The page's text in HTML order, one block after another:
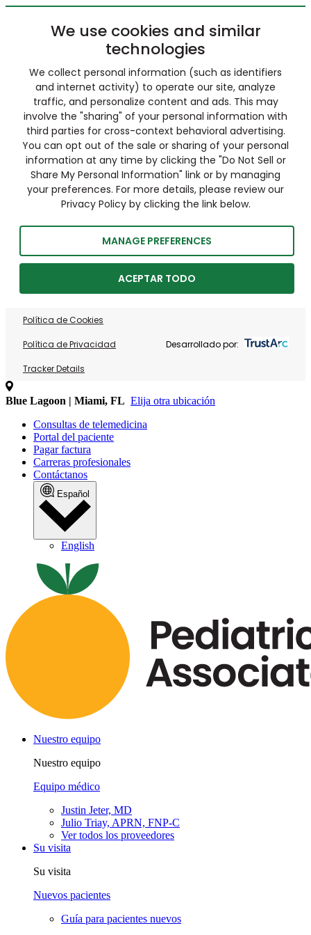
We use cookies and similar
technologies
We collect personal information (such as identifiers
and internet activity) to operate our site, analyze
traffic, and personalize content and ads. This may
involve the "sharing" of your personal information with
third parties for cross-context behavioral advertising.
You can opt out of the sale or sharing of your personal
information at any time by clicking the "Do Not Sell or
Share My Personal Information" link or by managing
your preferences. For more details, please review our
Privacy Policy by clicking the link below.
MANAGE PREFERENCES
ACEPTAR TODO
Política de Cookies
Política de Privacidad
Tracker Details
Desarrollado por:
Blue Lagoon | Miami, FL Elija otra ubicación
Consultas de telemedicina
Portal del paciente
Pagar factura
Carreras profesionales
Contáctanos
Español
English
Nuestro equipo
Nuestro equipo
Equipo médico
Justin Jeter, MD
Julio Triay, APRN, FNP-C
Ver todos los proveedores
Su visita
Su visita
Nuevos pacientes
Guía para pacientes nuevos